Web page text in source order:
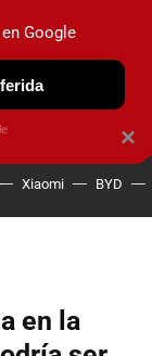
Xiaomi BYD
en la
×
Google